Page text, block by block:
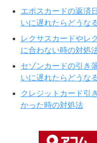
エポスカードの返済
いに遅れたらどうな
レクサスカードやレ
に合わない時の対処
セゾンカードの引き
いに遅れたらどうな
クレジットカード引
かった時の対処法